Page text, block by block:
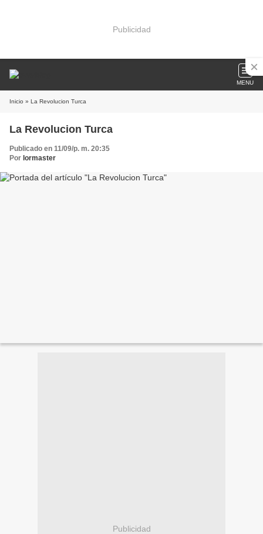
Publicidad
MENU
Inicio » La Revolucion Turca
La Revolucion Turca
Publicado en 11/09/p. m. 20:35
Por lormaster
Publicidad